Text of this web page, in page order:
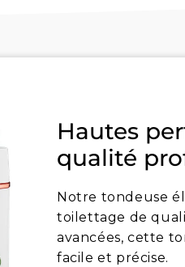
Hautes
qualité
Notre tondeuse
toilettage de
avancées, cette
facile et précise.